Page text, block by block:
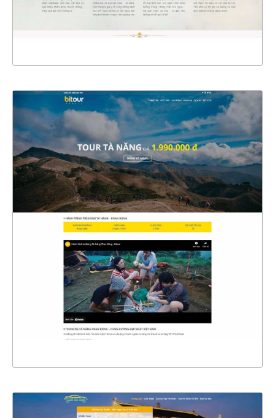
XEM THỰC TẾ
4474
CHI TIẾT
XEM THỰC TẾ